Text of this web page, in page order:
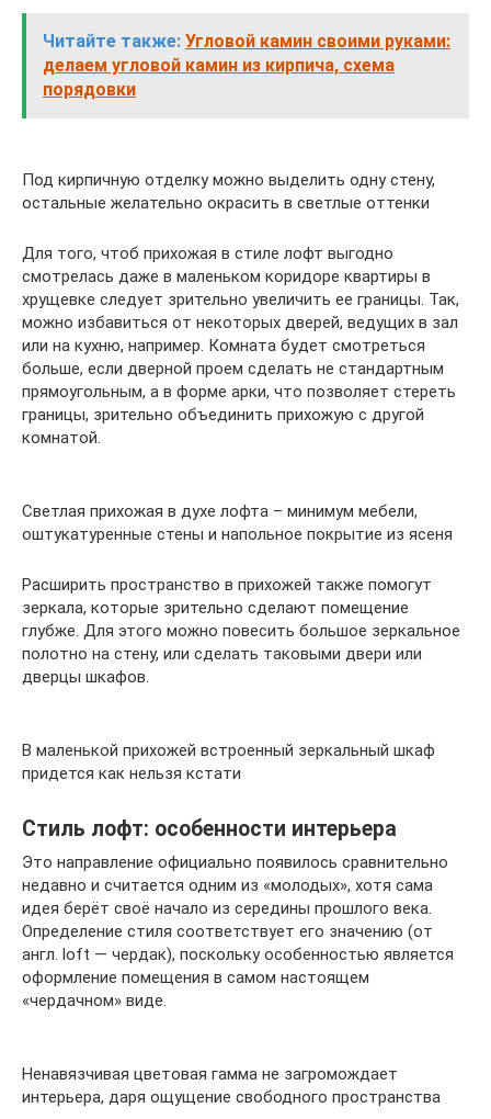
Читайте также: Угловой камин своими руками:
делаем угловой камин из кирпича, схема
порядовки
Под кирпичную отделку можно выделить одну стену,
остальные желательно окрасить в светлые оттенки
Для того, чтоб прихожая в стиле лофт выгодно
смотрелась даже в маленьком коридоре квартиры в
хрущевке следует зрительно увеличить ее границы. Так,
можно избавиться от некоторых дверей, ведущих в зал
или на кухню, например. Комната будет смотреться
больше, если дверной проем сделать не стандартным
прямоугольным, а в форме арки, что позволяет стереть
границы, зрительно объединить прихожую с другой
комнатой.
Светлая прихожая в духе лофта – минимум мебели,
оштукатуренные стены и напольное покрытие из ясеня
Расширить пространство в прихожей также помогут
зеркала, которые зрительно сделают помещение
глубже. Для этого можно повесить большое зеркальное
полотно на стену, или сделать таковыми двери или
дверцы шкафов.
В маленькой прихожей встроенный зеркальный шкаф
придется как нельзя кстати
Стиль лофт: особенности интерьера
Это направление официально появилось сравнительно
недавно и считается одним из «молодых», хотя сама
идея берёт своё начало из середины прошлого века.
Определение стиля соответствует его значению (от
англ. loft — чердак), поскольку особенностью является
оформление помещения в самом настоящем
«чердачном» виде.
Ненавязчивая цветовая гамма не загромождает
интерьера, даря ощущение свободного пространства